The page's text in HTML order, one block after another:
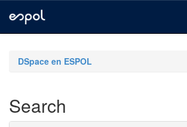
navigationDSpace en ESPOL
Search